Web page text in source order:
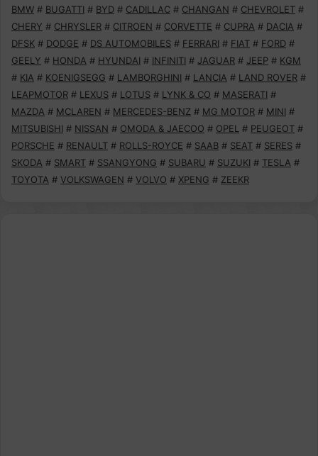
BMW # BUGATTI # BYD # CADILLAC # CHANGAN # CHEVROLET #
CHERY # CHRYSLER # CITROEN # CORVETTE # CUPRA # DACIA #
DFSK # DODGE # DS AUTOMOBILES # FERRARI # FIAT # FORD #
GEELY # HONDA # HYUNDAI # INFINITI # JAGUAR # JEEP # KGM
# KIA # KOENIGSEGG # LAMBORGHINI # LANCIA # LAND ROVER #
LEAPMOTOR # LEXUS # LOTUS # LYNK & CO # MASERATI #
MAZDA # MCLAREN # MERCEDES-BENZ # MG MOTOR # MINI #
MITSUBISHI # NISSAN # OMODA & JAECOO # OPEL # PEUGEOT #
PORSCHE # RENAULT # ROLLS-ROYCE # SAAB # SEAT # SERES #
SKODA # SMART # SSANGYONG # SUBARU # SUZUKI # TESLA #
TOYOTA # VOLKSWAGEN # VOLVO # XPENG # ZEEKR